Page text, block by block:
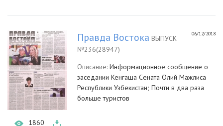
1860
06/12/2018
Правда Востока ВЫПУСК
№236(28947)
Описание: Информационное сообщение о
заседании Кенгаша Сената Олий Мажлиса
Республики Узбекистан; Почти в два раза
больше туристов